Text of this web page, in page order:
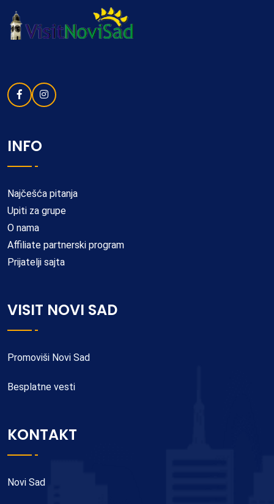
INFO
Najčešća pitanja
Upiti za grupe
O nama
Affiliate partnerski program
Prijatelji sajta
VISIT NOVI SAD
Promoviši Novi Sad
Besplatne vesti
KONTAKT
Novi Sad